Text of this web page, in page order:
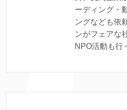
ーディング・
ングなども依
ンがフェアな
NPO活動も行